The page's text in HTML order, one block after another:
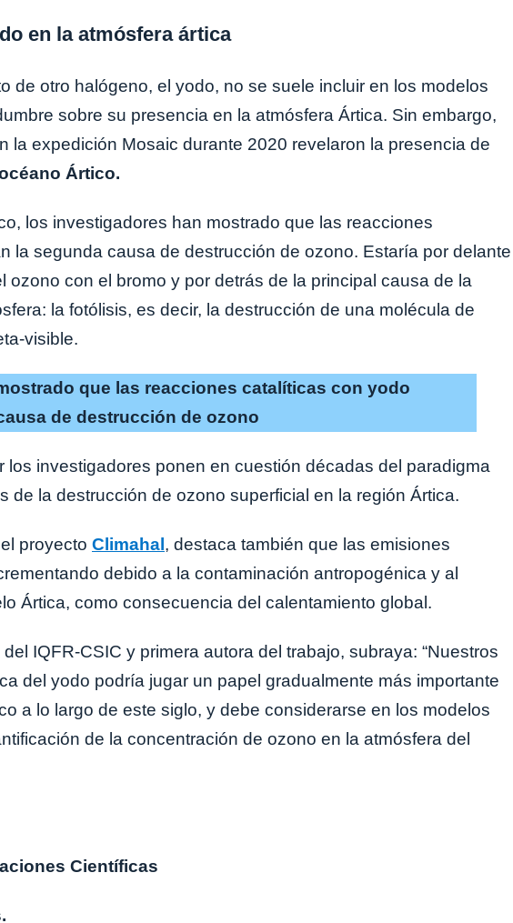
en la atmósfera ártica
de otro halógeno, el yodo, no se suele incluir en los modelos
sobre su presencia en la atmósfera Ártica. Sin embargo,
la expedición Mosaic durante 2020 revelaron la presencia de
Ártico.
los investigadores han mostrado que las reacciones
la segunda causa de destrucción de ozono. Estaría por delante
ozono con el bromo y por detrás de la principal causa de la
la fotólisis, es decir, la destrucción de una molécula de
visible.
que las reacciones catalíticas con yodo
de destrucción de ozono
los investigadores ponen en cuestión décadas del paradigma
de la destrucción de ozono superficial en la región Ártica.
proyecto Climahal , destaca también que las emisiones
debido a la contaminación antropogénica y al
Ártica, como consecuencia del calentamiento global.
IQFR-CSIC y primera autora del trabajo, subraya: “Nuestros
del yodo podría jugar un papel gradualmente más importante
a lo largo de este siglo, y debe considerarse en los modelos
de la concentración de ozono en la atmósfera del
Científicas